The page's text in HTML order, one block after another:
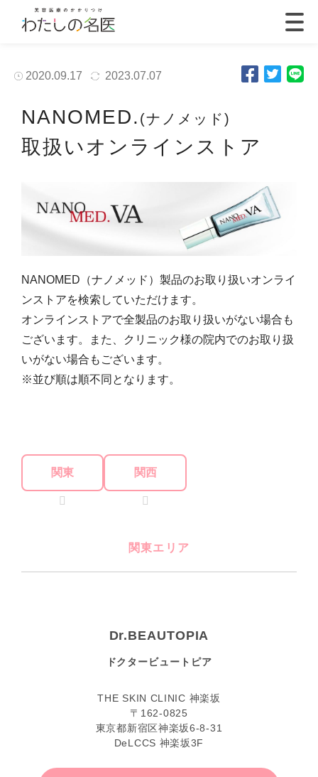
2020.09.17 2023.07.07
NANOMED. (ナノメッド)
取扱いオンラインストア
NANOMED（ナノメッド）製品のお取り扱いオンライ
ンストアを検索していただけます。
オンラインストアで全製品のお取り扱いがない場合も
ございます。また、クリニック様の院内でのお取り扱
いがない場合もございます。
※並び順は順不同となります。
関東 関西
関東エリア
Dr.BEAUTOPIA
ドクタービュートピア
THE SKIN CLINIC 神楽坂
〒162-0825
東京都新宿区神楽坂6-8-31
DeLCCS 神楽坂3F